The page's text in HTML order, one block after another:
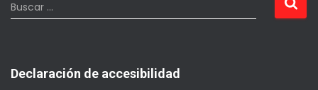
u
r
Buscar …
Declaración de accesibilidad